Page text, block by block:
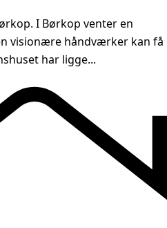
I Børkop venter en
visionære håndværker kan få
har ligge...